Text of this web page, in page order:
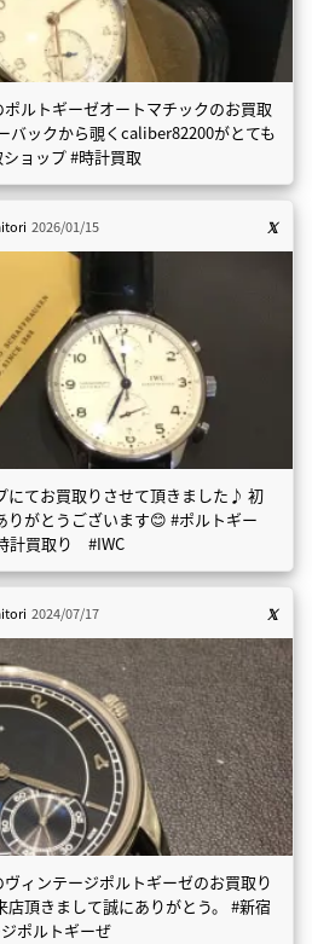
ルトギーゼオートマチックのお買取
バックから覗くcaliber82200がとても
ョップ #時計買取
2026/01/15
てお買取りさせて頂きました♪ 初
りがとうございます😊 #ポルトギー
計買取り #IWC
2024/07/17
ィンテージポルトギーゼのお買取り
頂きまして誠にありがとう。 #新宿
ポルトギーぜ